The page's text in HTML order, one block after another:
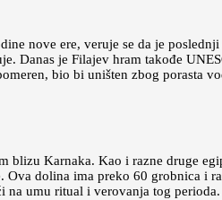
nove ere, veruje se da je
Danas je Filajev hram takođe
bio bi uništen zbog porasta
blizu Karnaka. Kao i razne druge
Ova dolina ima preko 60 grobnica i
na umu ritual i verovanja tog perioda.